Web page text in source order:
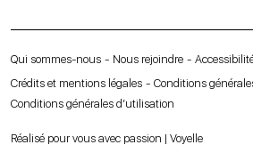
Qui sommes-nous Nous rejoindre
Crédits et mentions légales
Conditions
Conditions générales d’utilisation
Réalisé pour vous avec passion | Voyelle